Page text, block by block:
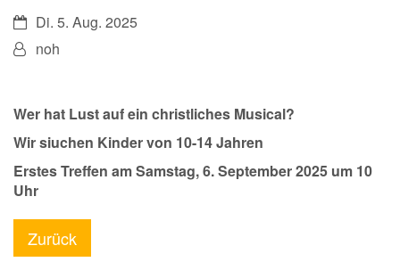
Datum:Di. 5. Aug. 2025
Von:noh
Wer hat Lust auf ein christliches Musical?
Wir siuchen Kinder von 10-14 Jahren
Erstes Treffen am Samstag, 6. September 2025 um 10
Uhr
Zurück